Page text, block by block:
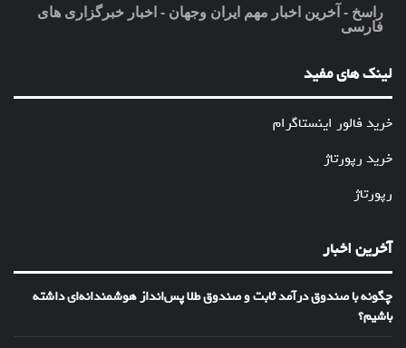
راسخ - آخرین اخبار مهم ایران وجهان - اخبار خبرگزاری های
فارسی
لینک های مفید
خرید فالور اینستاگرام
خرید رپورتاژ
رپورتاژ
آخرین اخبار
چگونه با صندوق درآمد ثابت و صندوق طلا پس‌انداز هوشمندانه‌ای داشته
باشیم؟